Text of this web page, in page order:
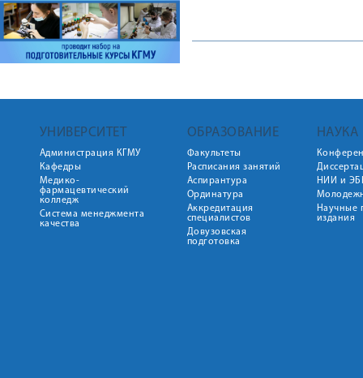
УНИВЕРСИТЕТ
Администрация КГМУ
Кафедры
Медико-
фармацевтический
колледж
Система менеджмента
качества
ОБРАЗОВАНИЕ
Факультеты
Расписания занятий
Аспирантура
Ординатура
Аккредитация
специалистов
Довузовская
подготовка
НАУКА
НИИ и
Научные
издания